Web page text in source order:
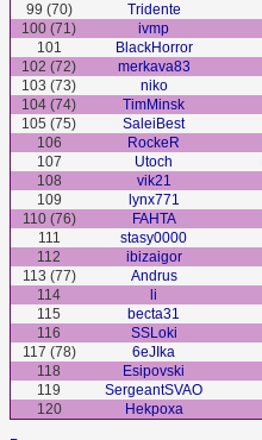
99 (70)
Tridente
100 (71)
ivmp
101
BlackHorror
102 (72)
merkava83
103 (73)
niko
104 (74)
TimMinsk
105 (75)
SaleiBest
106
RockeR
107
Utoch
108
vik21
109
lynx771
110 (76)
FAHTA
111
stasy0000
112
ibizaigor
113 (77)
Andrus
114
li
115
becta31
116
SSLoki
117 (78)
6eJIka
118
Esipovski
119
SergeantSVAO
120
Hekpoxa